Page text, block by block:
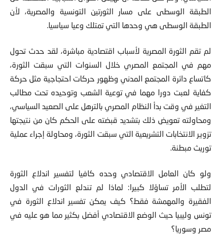
الطبقة الوسطى على مسار الثورتين التونسية والمصرية، لأن
الطبقة الوسطى هي وحدها التي تمتلك وعيا سياسيا.
لم تقم الثورة المصرية لأسباب اقتصادية مباشرة، لقد حدث تحول
مهم في المجتمع المصري خلال السنوات التي سبقت الثورة،
كاتساع دائرة المجتمع المدني وظهور حركات احتجاجية مثل حركة
كفاية لعبت دورا مهما في توعية الشعب وتوحيده تحت مطالب
التغير في وقت بدأ النظام المصري بالترهل على الصعيد السياسي،
ومحاولته تعويض ذلك بتشديد قبضته على الحكم كان من نتيجتها
تزوير الانتخابات التشريعية التي سبقت الثورة، ومحاولة إجراء عملية
توريث مبطنة.
ولو كان العامل الاقتصادي وحده كافيا لتفسير اندلاع الثورة
لتطلب الأمر تساؤلا كبيرا: لماذا لم تندلع الثورات في الدول
الفقيرة والمهمشة فقط؟ كيف يمكن تفسير اندلاع الثورة في
تونس وليبيا حيث الوضع الاقتصادي أفضل بكثير مما هو عليه في
مصر وسوريا؟